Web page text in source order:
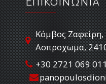
Κόμβος
Ασπροχωμα,
+30 2721 069